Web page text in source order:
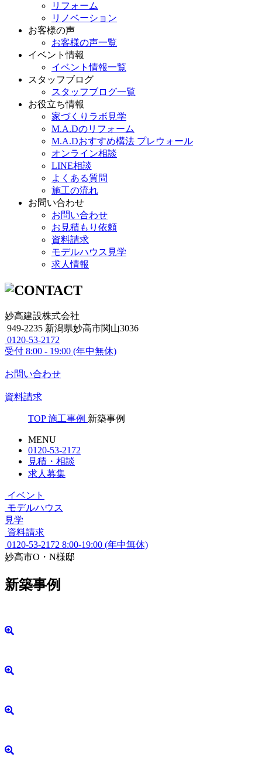
リフォーム
リノベーション
お客様の声
お客様の声一覧
イベント情報
イベント情報一覧
スタッフブログ
スタッフブログ一覧
お役立ち情報
家づくりラボ見学
M.A.Dのリフォーム
M.A.Dおすすめ構法 プレウォール
オンライン相談
LINE相談
よくある質問
施工の流れ
お問い合わせ
お問い合わせ
お見積もり依頼
資料請求
モデルハウス見学
求人情報
妙高建設株式会社
949-2235 新潟県妙高市関山3036
0120-53-2172
受付 8:00 - 19:00 (年中無休)
お問い合わせ
資料請求
TOP 施工事例 新築事例
MENU
0120-53-2172
見積・相談
求人募集
イベント
モデルハウス
見学
資料請求
0120-53-2172 8:00-19:00 (年中無休)
妙高市O・N様邸
新築事例